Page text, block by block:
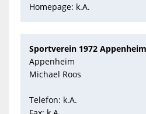
Homepage: k.A.
Sportverein 1972
Appenheim
Michael Roos
Telefon: k.A.